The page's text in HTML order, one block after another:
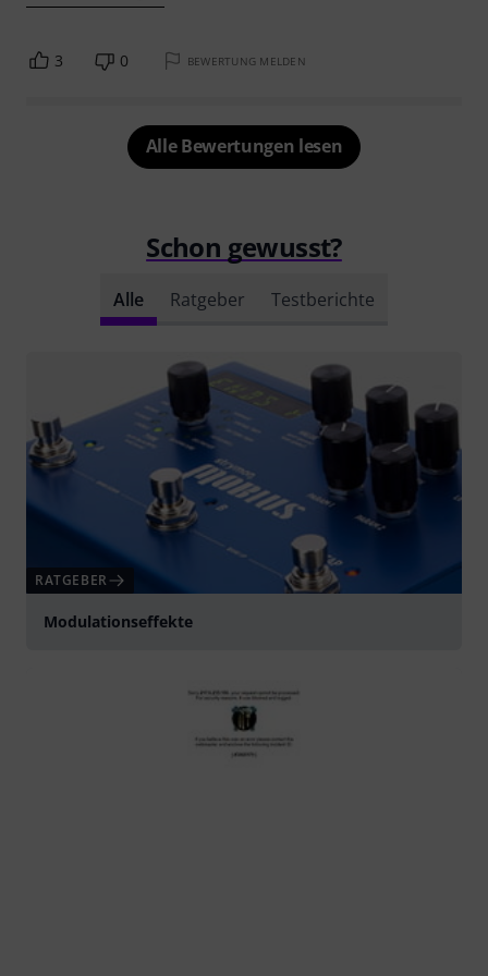
3 0 BEWERTUNG MELDEN
Alle Bewertungen lesen
Schon gewusst?
Alle Ratgeber Testberichte
RATGEBER
Modulationseffekte